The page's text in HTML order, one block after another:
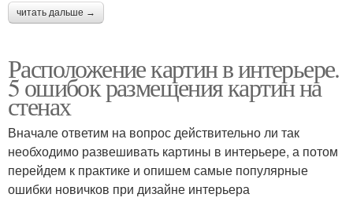
читать дальше →
Расположение картин в интерьере.
5 ошибок размещения картин на
стенах
Вначале ответим на вопрос действительно ли так
необходимо развешивать картины в интерьере, а потом
перейдем к практике и опишем самые популярные
ошибки новичков при дизайне интерьера